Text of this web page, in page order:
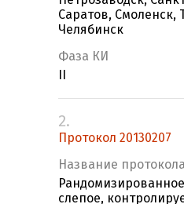
Саратов, Смоленск,
Челябинск
Фаза КИ
2.
Протокол 20130207
Название протокола
слепое,